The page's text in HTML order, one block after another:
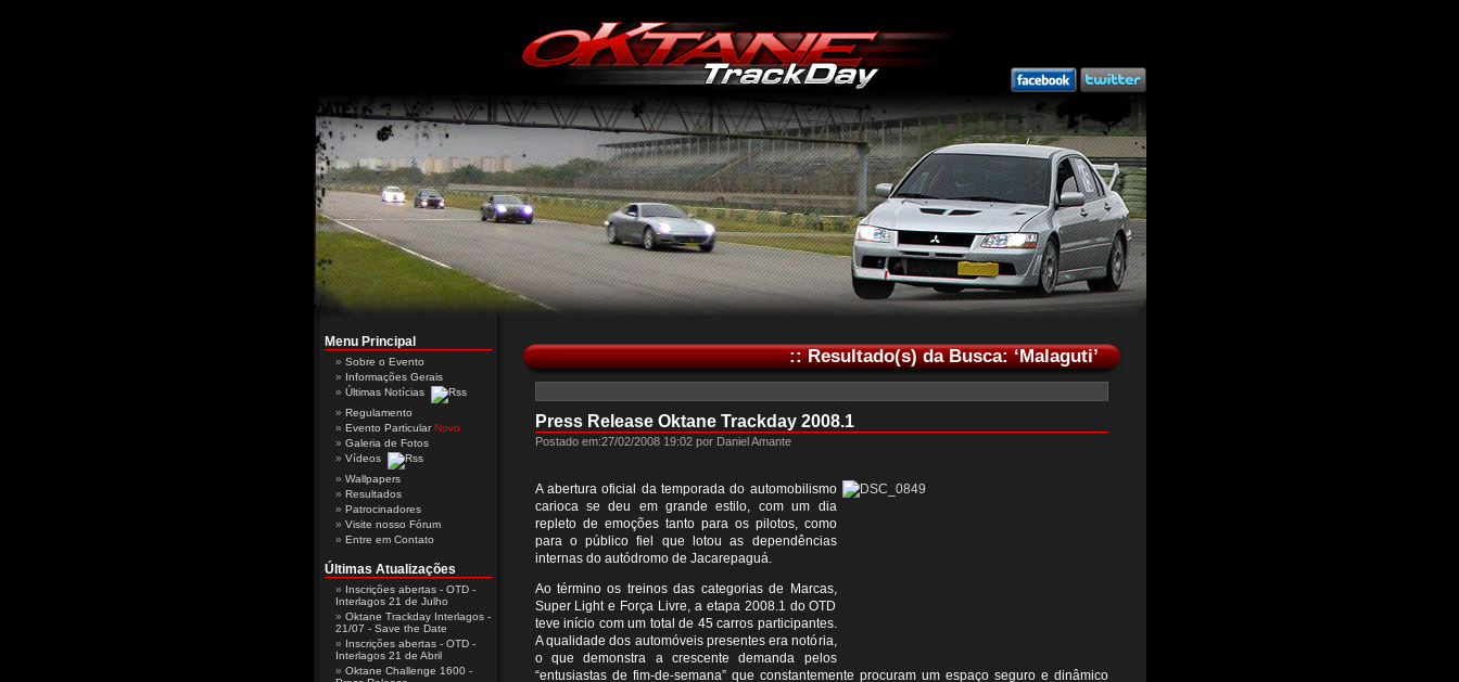
:: Resultado(s) da Busca: ‘Malaguti’
Press Release Oktane Trackday 2008.1
Postado em:27/02/2008 19:02 por Daniel Amante
A abertura oficial da temporada do automobilismo
carioca se deu em grande estilo, com um dia
repleto de emoções tanto para os pilotos, como
para o público fiel que lotou as dependências
internas do autódromo de Jacarepaguá.
Ao término os treinos das categorias de Marcas,
Super Light e Força Livre, a etapa 2008.1 do OTD
teve início com um total de 45 carros participantes.
A qualidade dos automóveis presentes era notória,
o que demonstra a crescente demanda pelos
“entusiastas de fim-de-semana” que constantemente procuram um espaço seguro e dinâmico
Menu Principal
Sobre o Evento
Informações Gerais
Últimas Notícias
Regulamento
Evento ParticularNovo
Galeria de Fotos
Vídeos
Wallpapers
Resultados
Patrocinadores
Visite nosso Fórum
Entre em Contato
Últimas Atualizações
Inscrições abertas - OTD -
Interlagos 21 de Julho
Oktane Trackday Interlagos -
21/07 - Save the Date
Inscrições abertas - OTD -
Interlagos 21 de Abril
Oktane Challenge 1600 -